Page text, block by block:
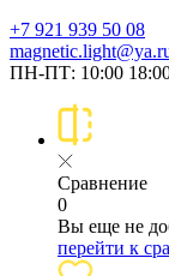
+7 921 939 50 08
ПН-ПТ: 10:00
Сравнение
0
Вы еще не
перейти к